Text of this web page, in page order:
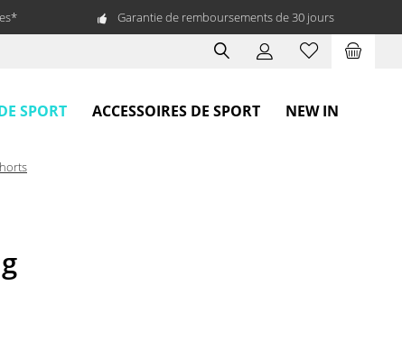
Garantie de remboursements de 30 jours
SPORT ACCESSOIRES DE SPORT NEW IN